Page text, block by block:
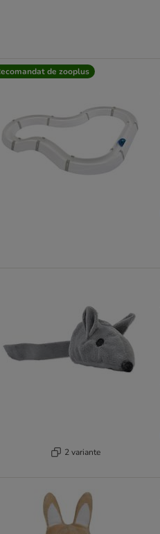
de zooplus
2 variante